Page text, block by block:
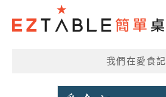
我們在愛食記